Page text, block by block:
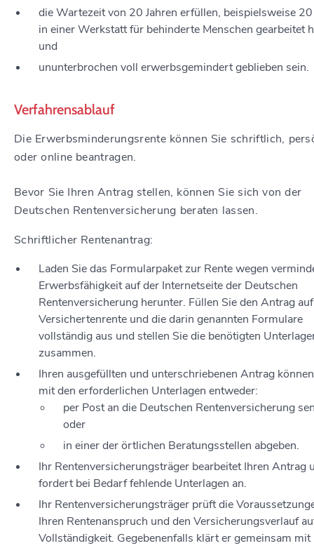
die Wartezeit von 20 Jahren erfüllen, beispielsweise 20
in einer Werkstatt für behinderte Menschen gearbeitet
und
ununterbrochen voll erwerbsgemindert geblieben sein.
Verfahrensablauf
Die Erwerbsminderungsrente können Sie schriftlich,
oder online beantragen.
Bevor Sie Ihren Antrag stellen, können Sie sich von der
Deutschen Rentenversicherung beraten lassen.
Schriftlicher Rentenantrag:
Laden Sie das Formularpaket zur Rente wegen
Erwerbsfähigkeit auf der Internetseite der Deutschen
Rentenversicherung herunter. Füllen Sie den Antrag auf
Versichertenrente und die darin genannten Formulare
vollständig aus und stellen Sie die benötigten
zusammen.
Ihren ausgefüllten und unterschriebenen Antrag
mit den erforderlichen Unterlagen entweder:
per Post an die Deutschen Rentenversicherung
oder
in einer der örtlichen Beratungsstellen abgeben.
Ihr Rentenversicherungsträger bearbeitet Ihren Antrag
fordert bei Bedarf fehlende Unterlagen an.
Ihr Rentenversicherungsträger prüft die
Ihren Rentenanspruch und den Versicherungsverlauf
Vollständigkeit. Gegebenenfalls klärt er gemeinsam mit